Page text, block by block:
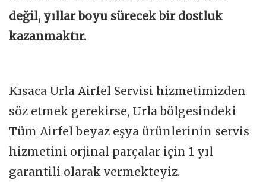
değil, yıllar boyu sürecek bir dostluk
kazanmaktır.
Kısaca Urla Airfel Servisi hizmetimizden
söz etmek gerekirse, Urla bölgesindeki
Tüm Airfel beyaz eşya ürünlerinin servis
hizmetini orjinal parçalar için 1 yıl
garantili olarak vermekteyiz.